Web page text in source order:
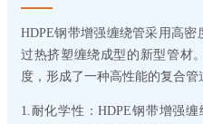
HDPE钢带增强缠绕管采用高
过热挤塑缠绕成型的新型管材
度，形成了一种高性能的复合管
1.耐化学性：HDPE钢带增强